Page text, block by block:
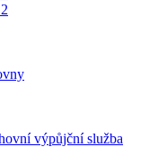
výpůjční služba